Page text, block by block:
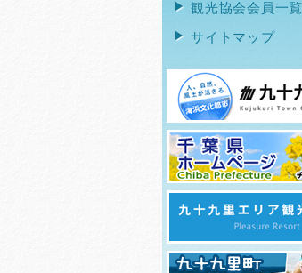
観光協会会員一覧
サイトマップ